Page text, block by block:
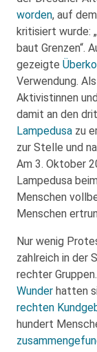
worden, auf
kritisiert wurde:
baut Grenzen“.
gezeigte
Verwendung.
Aktivistinnen
damit an den
Lampedusa zu
zur Stelle und
Am 3. Oktober
Lampedusa
Menschen
Menschen
Nur wenig
zahlreich in der
rechter
Wunder hatten
rechten
hundert